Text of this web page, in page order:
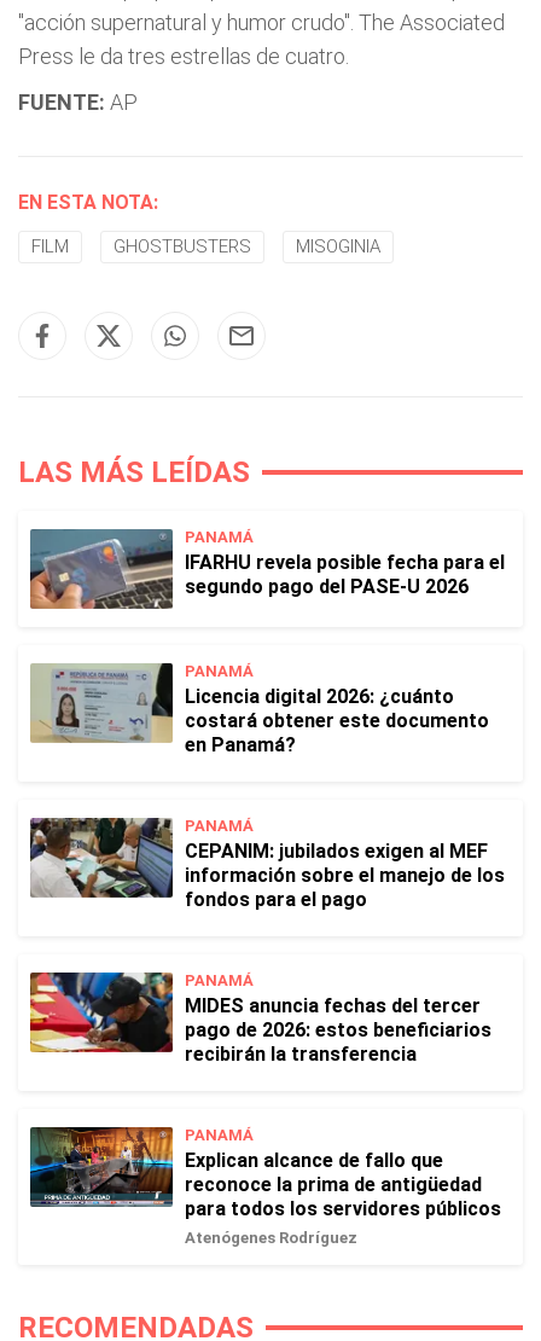
"acción supernatural y humor crudo". The Associated
Press le da tres estrellas de cuatro.
FUENTE: AP
EN ESTA NOTA:
FILM GHOSTBUSTERS MISOGINIA
LAS MÁS LEÍDAS
PANAMÁ
IFARHU revela posible fecha para el
segundo pago del PASE-U 2026
PANAMÁ
Licencia digital 2026: ¿cuánto
costará obtener este documento
en Panamá?
PANAMÁ
CEPANIM: jubilados exigen al MEF
información sobre el manejo de los
fondos para el pago
PANAMÁ
MIDES anuncia fechas del tercer
pago de 2026: estos beneficiarios
recibirán la transferencia
PANAMÁ
Explican alcance de fallo que
reconoce la prima de antigüedad
para todos los servidores públicos
Atenógenes Rodríguez
RECOMENDADAS